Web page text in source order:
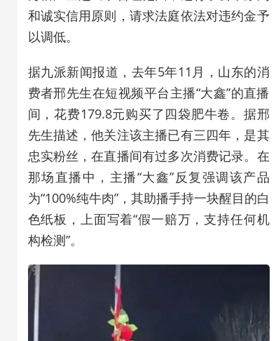
和诚实信用原则，请求法庭依法对违约金予
以调低。
据九派新闻报道，去年5年11月，山东的消
费者邢先生在短视频平台主播“大鑫”的直播
间，花费179.8元购买了四袋肥牛卷。据邢
先生描述，他关注该主播已有三四年，是其
忠实粉丝，在直播间有过多次消费记录。在
那场直播中，主播“大鑫”反复强调该产品
为“100%纯牛肉”，其助播手持一块醒目的白
色纸板，上面写着“假一赔万，支持任何机
构检测”。